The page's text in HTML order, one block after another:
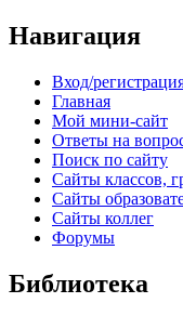
Навигация
Вход/
Главная
Мой мини-сайт
Ответы на
Поиск по сайту
Сайты классов,
Сайты
Сайты коллег
Форумы
Библиотека